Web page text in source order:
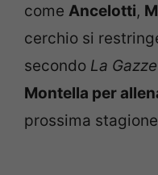
come Ancelotti,
cerchio si
secondo La
Montella per
prossima